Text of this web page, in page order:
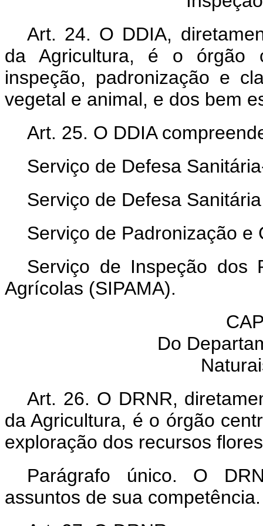
Art. 24. O DDIA,
da Agricultura, é o órgão
inspeção, padronização e
vegetal e animal, e dos bem
Art. 25. O DDIA
Serviço de Defesa
Serviço de Defesa
Serviço de Padronização e
Serviço de Inspeção dos
Agrícolas (SIPAMA).
Do
Art. 26. O DRNR,
da Agricultura, é o órgão
exploração dos recursos
Parágrafo único. O
assuntos de sua competência.